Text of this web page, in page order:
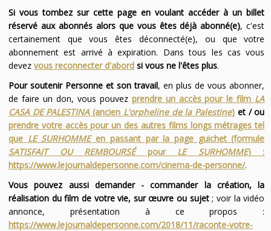
Si vous tombez sur cette page en voulant accéder à un billet
réservé aux abonnés alors que vous êtes déjà abonné(e), c'est
certainement que vous êtes déconnecté(e), ou que votre
abonnement est arrivé à expiration. Dans tous les cas vous
devez vous reconnecter d'abordsi vous ne l'êtes plus.
Pour soutenir Personne et son travail, en plus de vous abonner,
de faire un don, vous pouvez prendre un accès pour le film LA
CASA DE PALESTINA(ancien L'orpheline de la Palestine) et / ou
prendre votre accès pour un des autres films longs métrages tel
que LE SURHOMMEen passant par la page guichet (formule
SATISFAIT OU REMBOURSÉpour LE SURHOMME) :
https://www.lejournaldepersonne.com/cinema-de-personne/.
Vous pouvez aussi demander - commander la création, la
réalisation du film de votre vie, sur œuvre ou sujet; voir la vidéo
annonce, présentation à ce propos :
https://www.lejournaldepersonne.com/2018/11/raconte-votre-